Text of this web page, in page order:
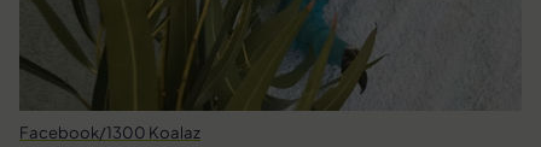
Facebook/1300 Koalaz